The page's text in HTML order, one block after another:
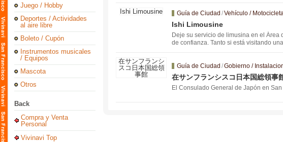
Juego / Hobby
Deportes / Actividades
al aire libre
Boleto / Cupón
Instrumentos musicales
/ Equipos
Mascota
Otros
Back
Compra y Venta
Personal
Vivinavi Top
Guía de Ciudad /Vehículo /
Ishi Limousine
Deje su servicio de limusina en el
de confianza. Tanto si está visitando
Guía de Ciudad /Gobierno /
在サンフランシスコ日本国総領事
El Consulado General de Japón en